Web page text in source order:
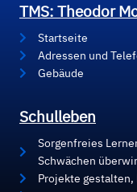
TMS: Theodor
Startseite
Adressen und
Gebäude
Schulleben
Sorgenfreies
Schwächen
Projekte